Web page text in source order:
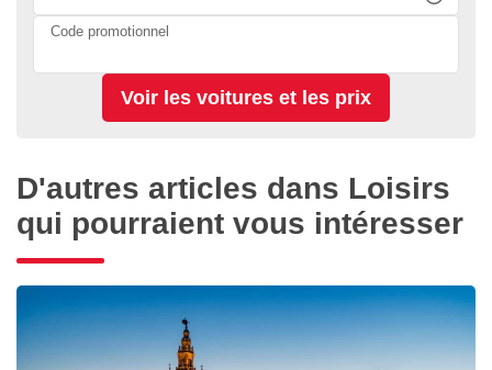
Code promotionnel
D'autres articles dans Loisirs
qui pourraient vous intéresser